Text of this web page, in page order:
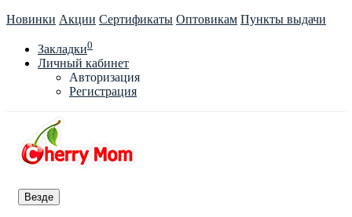
Новинки Акции Сертификаты Оптовикам Пункты выдачи
Закладки0
Личный кабинет
Авторизация
Регистрация
Везде